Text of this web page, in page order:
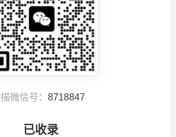
微信号： 8718847
已收录